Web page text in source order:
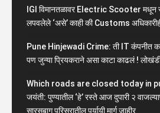
IGI विमानतळावर Electric Scooter मधून
लपवलेले ‘असे’ काही की Customs
Pune Hinjewadi Crime: ती IT कंपनीत
पण जुन्या प्रियकराने असा काटा काढलं !
Which roads are closed today in
जयंती: पुण्यातील ‘हे’ रस्ते आज दुपारी २
सारसबाग परिसरातील पर्यायी मार्ग जाहीर